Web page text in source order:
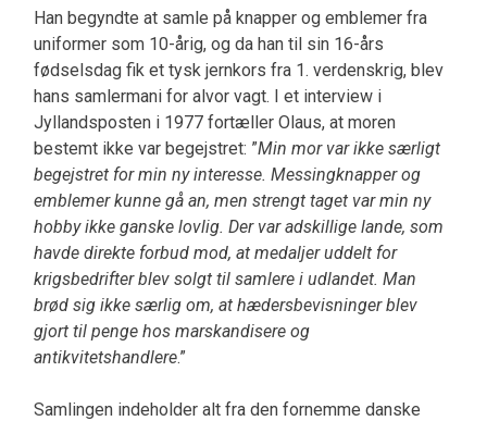
Han begyndte at samle på knapper og emblemer fra
uniformer som 10-årig, og da han til sin 16-års
fødselsdag fik et tysk jernkors fra 1. verdenskrig, blev
hans samlermani for alvor vagt. I et interview i
Jyllandsposten i 1977 fortæller Olaus, at moren
bestemt ikke var begejstret: ”Min mor var ikke særligt
begejstret for min ny interesse. Messingknapper og
emblemer kunne gå an, men strengt taget var min ny
hobby ikke ganske lovlig. Der var adskillige lande, som
havde direkte forbud mod, at medaljer uddelt for
krigsbedrifter blev solgt til samlere i udlandet. Man
brød sig ikke særlig om, at hædersbevisninger blev
gjort til penge hos marskandisere og
antikvitetshandlere.”
Samlingen indeholder alt fra den fornemme danske